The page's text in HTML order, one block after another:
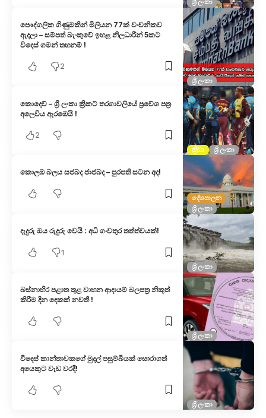
ශ්‍රී ලංකා
ශ්‍රී ලංකා
පෞද්ගලික ගිණුමකින් මිලියන 77ක් වංචනිකව
ඇදලා – සම්පත් බැංකුවේ ඉහළ නිලධාරීන් 5කට
විදෙස් ගමන් තහනම් !
2
ක්‍රීඩා ශ්‍රී ලංකා
කොදෙව් – ශ්‍රී ලංකා ක්‍රිකට් තරගාවලියේ ප්‍රවේශ පත්‍ර
අලෙවිය ඇරඹෙයි !
2
දේශපාලන
ශ්‍රී ලංකා
කොලඹ බලය සජබද ජාජබද – පුරපති සටන අද!
ශ්‍රී ලංකා
දැදුරු ඔය රුදුරු වෙයි : අධි ගංවතුර තත්ත්වයක්!
1
ශ්‍රී ලංකා
බස්නාහිර පළාත තුළ වාහන ආදායම් බලපත්‍ර නිකුත්
කිරීම දින දෙකක් නවතී !
ශ්‍රී ලංකා
විදෙස් කාන්තාවකගේ මුදල් පසුම්බියක් සොරාගත්
අයෙකුට වැඩ වරදී!